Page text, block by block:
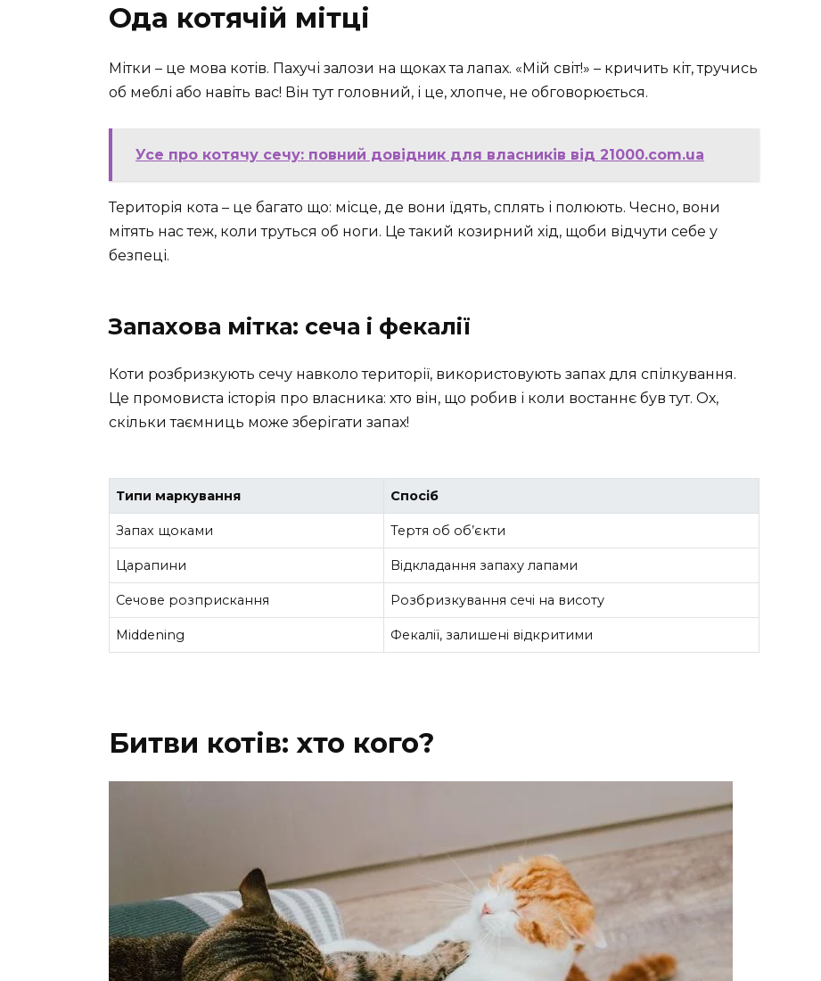
Ода котячій мітці
Мітки – це мова котів. Пахучі залози на щоках та лапах. «Мій світ!» – кричить кіт, тручись
об меблі або навіть вас! Він тут головний, і це, хлопче, не обговорюється.
Усе про котячу сечу: повний довідник для власників від 21000.com.ua
Територія кота – це багато що: місце, де вони їдять, сплять і полюють. Чесно, вони
мітять нас теж, коли труться об ноги. Це такий козирний хід, щоби відчути себе у
безпеці.
Запахова мітка: сеча і фекалії
Коти розбризкують сечу навколо території, використовують запах для спілкування.
Це промовиста історія про власника: хто він, що робив і коли востаннє був тут. Ох,
скільки таємниць може зберігати запах!
Типи маркування Спосіб
Запах щоками Тертя об об’єкти
Царапини Відкладання запаху лапами
Сечове розприскання Розбризкування сечі на висоту
Middening Фекалії, залишені відкритими
Битви котів: хто кого?